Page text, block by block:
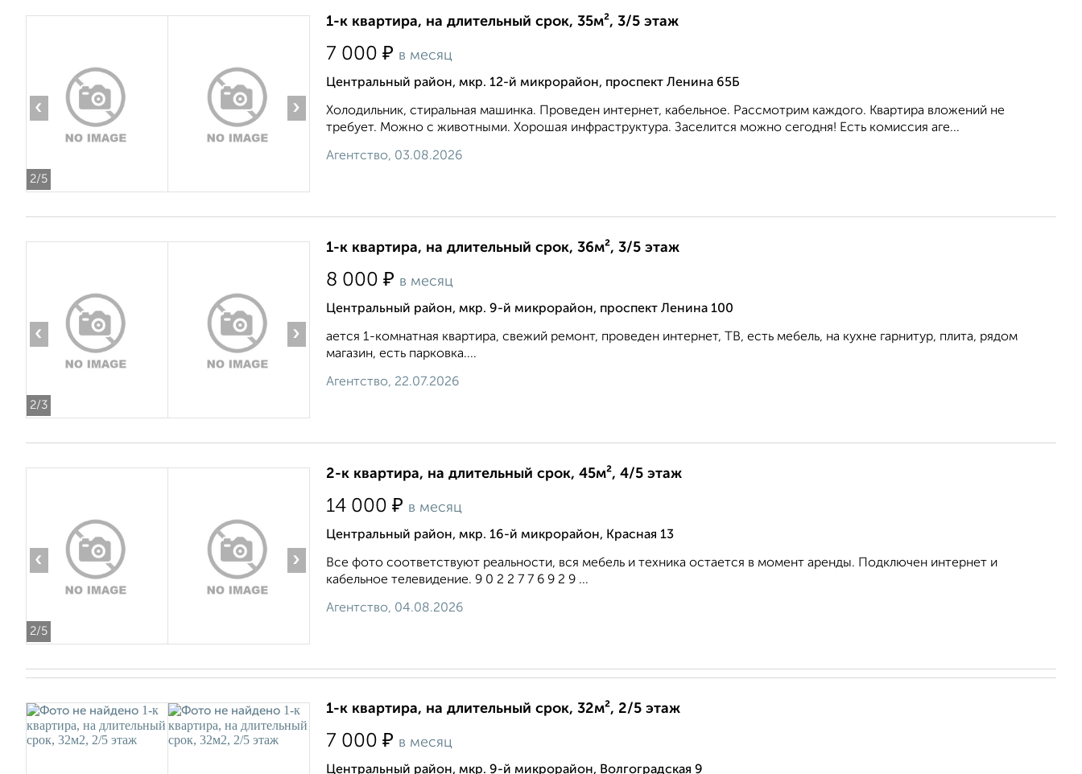
2/5
‹ ›
1-к квартира, на длительный срок, 35м², 3/5 этаж
7 000 ₽ в месяц
Центральный район, мкр. 12-й микрорайон, проспект Ленина 65Б
Холодильник, стиральная машинка. Проведен интернет, кабельное. Рассмотрим каждого. Квартира вложений не
требует. Можно с животными. Хорошая инфраструктура. Заселится можно сегодня! Есть комиссия аге...
Агентство, 03.08.2026
2/3
‹ ›
1-к квартира, на длительный срок, 36м², 3/5 этаж
8 000 ₽ в месяц
Центральный район, мкр. 9-й микрорайон, проспект Ленина 100
ается 1-комнатная квартира, свежий ремонт, проведен интернет, ТВ, есть мебель, на кухне гарнитур, плита, рядом
магазин, есть парковка....
Агентство, 22.07.2026
2/5
‹ ›
2-к квартира, на длительный срок, 45м², 4/5 этаж
14 000 ₽ в месяц
Центральный район, мкр. 16-й микрорайон, Красная 13
Все фото соответствуют реальности, вся мебель и техника остается в момент аренды. Подключен интернет и
кабельное телевидение. 9 0 2 2 7 7 6 9 2 9 ...
Агентство, 04.08.2026
1-к квартира, на длительный срок, 32м², 2/5 этаж
7 000 ₽ в месяц
Центральный район, мкр. 9-й микрорайон, Волгоградская 9